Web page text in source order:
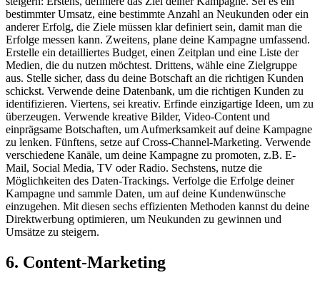
bestimmter Umsatz, eine bestimmte Anzahl an Neukunden oder ein
anderer Erfolg, die Ziele müssen klar definiert sein, damit man die
Erfolge messen kann. Zweitens, plane deine Kampagne umfassend.
Erstelle ein detailliertes Budget, einen Zeitplan und eine Liste der
Medien, die du nutzen möchtest. Drittens, wähle eine Zielgruppe
aus. Stelle sicher, dass du deine Botschaft an die richtigen Kunden
schickst. Verwende deine Datenbank, um die richtigen Kunden zu
identifizieren. Viertens, sei kreativ. Erfinde einzigartige Ideen, um zu
überzeugen. Verwende kreative Bilder, Video-Content und
einprägsame Botschaften, um Aufmerksamkeit auf deine Kampagne
zu lenken. Fünftens, setze auf Cross-Channel-Marketing. Verwende
verschiedene Kanäle, um deine Kampagne zu promoten, z.B. E-
Mail, Social Media, TV oder Radio. Sechstens, nutze die
Möglichkeiten des Daten-Trackings. Verfolge die Erfolge deiner
Kampagne und sammle Daten, um auf deine Kundenwünsche
einzugehen. Mit diesen sechs effizienten Methoden kannst du deine
Direktwerbung optimieren, um Neukunden zu gewinnen und
Umsätze zu steigern.
6. Content-Marketing